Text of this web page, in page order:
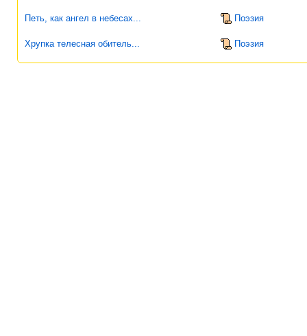
Петь, как ангел в небесах... Поэзия
Хрупка телесная обитель... Поэзия